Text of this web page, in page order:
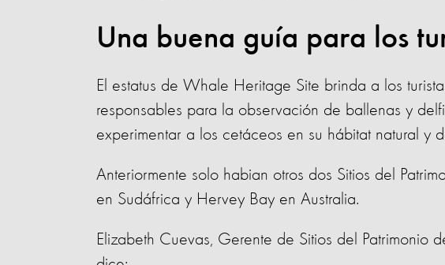
Una buena guía para los
El estatus de Whale Heritage Site brinda a los
responsables para la observación de ballenas y
experimentar a los cetáceos en su hábitat natural y
Anteriormente solo habian otros dos Sitios del
en Sudáfrica y Hervey Bay en Australia.
Elizabeth Cuevas, Gerente de Sitios del